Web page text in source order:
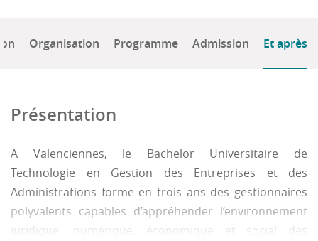
Organisation Programme Admission Et après
Présentation
A Valenciennes, le Bachelor Universitaire de
Technologie en Gestion des Entreprises et des
Administrations forme en trois ans des gestionnaires
polyvalents capables d’appréhender l’environnement
juridique, numérique, économique et social des